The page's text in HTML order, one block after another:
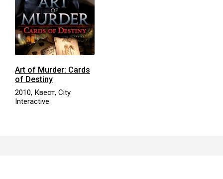
Art of Murder: Cards
of Destiny
2010, Квест, City
Interactive